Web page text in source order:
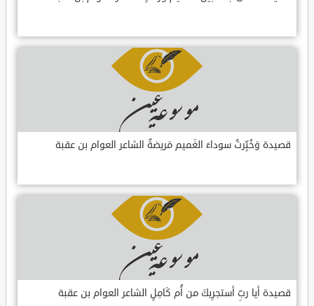
قصيدة وَخُبِّرتُ سوداءَ الغَميم مَريضةٌ الشاعر العوام بن عقبة
قصيدة أيا ربِّ أستجرِيكَ من أُم كَامِلٍ الشاعر العوام بن عقبة